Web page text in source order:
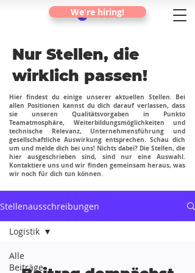
We're hiring!
Nur Stellen, die
wirklich passen!
Hier findest du einige unserer aktuellen Stellen. Bei
allen Positionen kannst du dich darauf verlassen, dass
sie unseren Qualitätsvorgaben in Punkto
Teamatmosphäre, Weiterbildungsmöglichkeiten und
technische Relevanz, Unternehmensführung und
gesellschaftliche Auswirkung entsprechen. Schau dich
um und melde dich bei uns! Nichts dabei? Die Stellen, die
hier ausgeschrieben sind, sind nur eine Auswahl.
Kontaktiere uns und wir finden gemeinsam heraus, was
wir noch für dich tun können.
Stellenausschreibungen
Alle
Beiträge
Logistik